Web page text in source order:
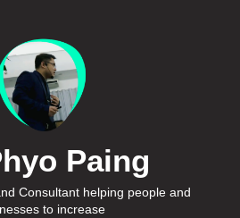
Paing
Consultant helping people and
to increase